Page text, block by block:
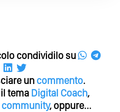
condividilo su
un commento.
tema Digital Coach,
, oppure...